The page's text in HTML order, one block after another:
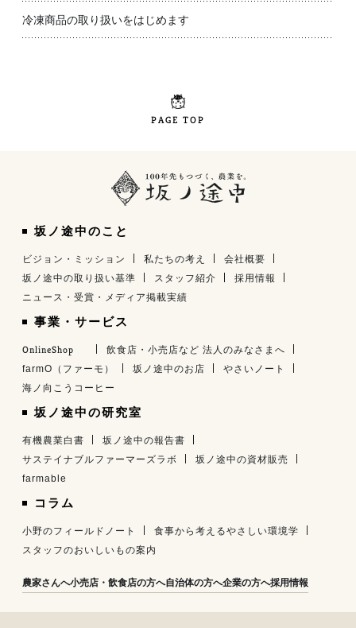
冷凍商品の取り扱いをはじめます
PAGE TOP
坂ノ途中のこと
ビジョン・ミッション 私たちの考え
会社概要
坂ノ途中の取り扱い基準
スタッフ紹介
採用情報
ニュース・受賞・メディア掲載実績
事業・サービス
OnlineShop
飲食店・小売店など 法人のみなさまへ
farmO（ファーモ）
坂ノ途中のお店
やさいノート
海ノ向こうコーヒー
坂ノ途中の研究室
有機農業白書
坂ノ途中の報告書
サステイナブルファーマーズラボ
坂ノ途中の資材販売
farmable
コラム
小野のフィールドノート
食事から考えるやさしい環境学
スタッフのおいしいもの案内
農家さんへ小売店・飲食店の方へ自治体の方へ企業の方へ採用情報